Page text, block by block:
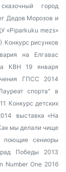
город
Дедов Морозов и
«Piparkuku mezs»
Конкурс рисунков
на Елгавас
КВН 19 января
ГПСС 2014
спорта" в
Конкурс детских
выставка «На
мы делали чище
сениоры
Победы 2013
Number One 2016